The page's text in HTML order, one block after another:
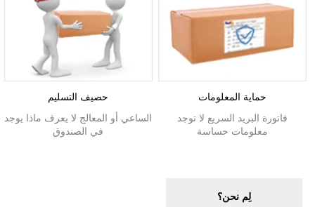
حماية المعلومات
فاتورة البريد السريع لا توجد
معلومات حساسة
حصيف التسليم
الساعي أو المعالج لا يعرف ماذا يوجد
في الصندوق
لِم نحن؟